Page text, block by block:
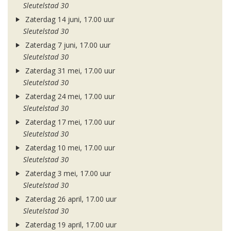
Sleutelstad 30
Zaterdag 14 juni, 17.00 uur
Sleutelstad 30
Zaterdag 7 juni, 17.00 uur
Sleutelstad 30
Zaterdag 31 mei, 17.00 uur
Sleutelstad 30
Zaterdag 24 mei, 17.00 uur
Sleutelstad 30
Zaterdag 17 mei, 17.00 uur
Sleutelstad 30
Zaterdag 10 mei, 17.00 uur
Sleutelstad 30
Zaterdag 3 mei, 17.00 uur
Sleutelstad 30
Zaterdag 26 april, 17.00 uur
Sleutelstad 30
Zaterdag 19 april, 17.00 uur